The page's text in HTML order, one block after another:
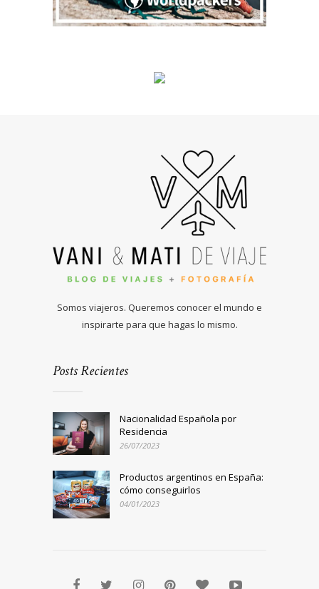
Somos viajeros. Queremos conocer el mundo e
inspirarte para que hagas lo mismo.
Posts Recientes
Nacionalidad Española por
Residencia
26/07/2023
Productos argentinos en España:
cómo conseguirlos
04/01/2023